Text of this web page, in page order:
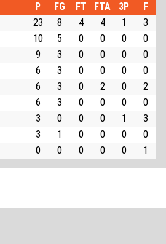
P FG FT FTA 3P
F
23 8 4 4 1
3
10 5 0 0 0
0
9 3 0 0 0
0
6 3 0 0 0
0
6 3 0 2 0
2
6 3 0 0 0
0
3 0 0 0 1
3
3 1 0 0 0
0
0 0 0 0 0 1